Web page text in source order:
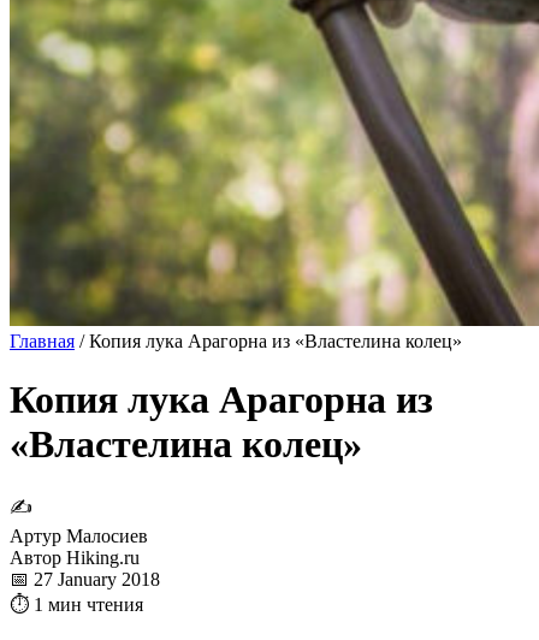
Главная / Копия лука Арагорна из «Властелина колец»
Копия лука Арагорна из
«Властелина колец»
✍
Артур Малосиев
Автор Hiking.ru
📅 27 January 2018
⏱ 1 мин чтения